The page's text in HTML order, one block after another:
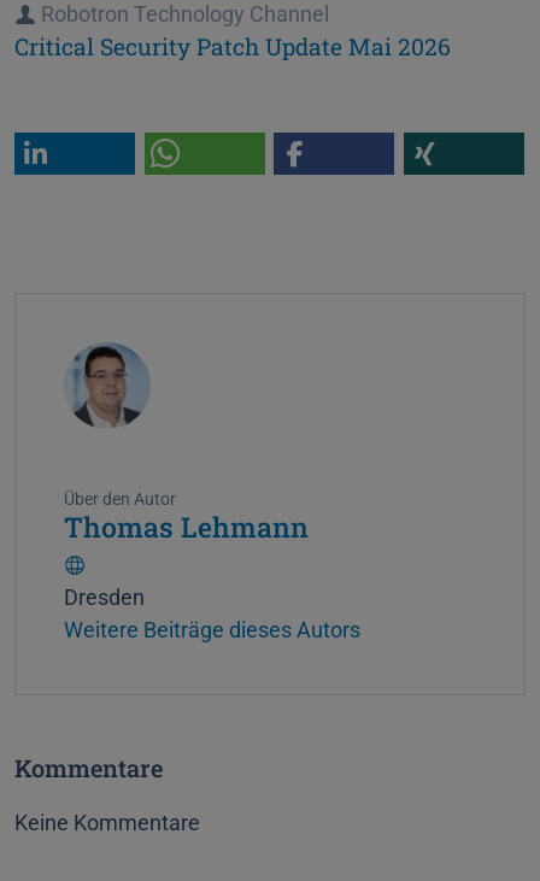
Autor
Robotron Technology Channel
Critical Security Patch Update Mai 2026
Über den Autor
Thomas Lehmann
W
e
b
e
Dresden
Weitere Beiträge dieses Autors
Kommentare
Keine Kommentare